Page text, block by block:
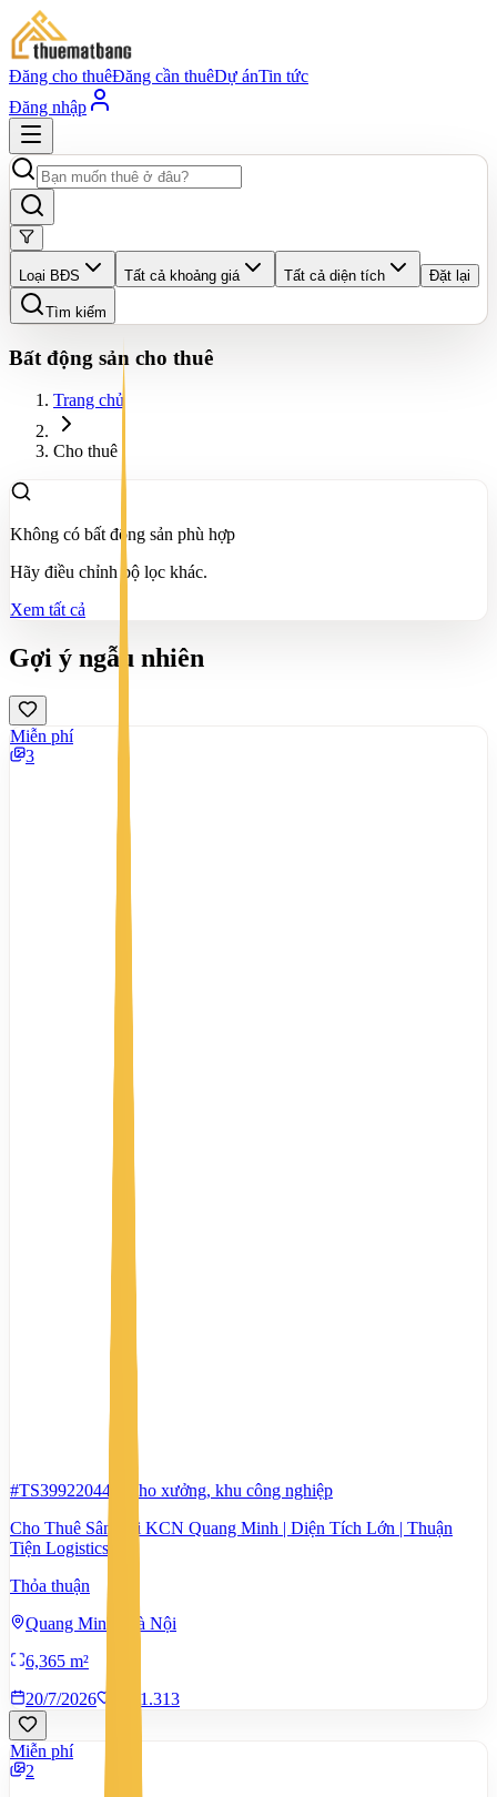
Đăng cho thuêĐăng cần thuêDự ánTin tức
Đăng nhập
Loại BĐS Tất cả khoảng giá Tất cả diện tích Đặt lại
Tìm kiếm
Bất động sản cho thuê
Trang chủ
Cho thuê
Không có bất động sản phù hợp
Hãy điều chỉnh bộ lọc khác.
Xem tất cả
Gợi ý ngẫu nhiên
Miễn phí
3
#TS39922044
Kho xưởng, khu công nghiệp
Cho Thuê Sân Bãi KCN Quang Minh | Diện Tích Lớn | Thuận
Tiện Logistics
Thỏa thuận
Quang Minh, Hà Nội
6,365 m²
20/7/2026
1.313
Miễn phí
2